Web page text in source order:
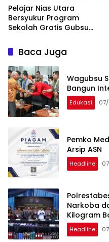
Pelajar Nias Utara
Bersyukur Program
Sekolah Gratis Gubsu
Beban Orang Tua
Baca Juga
Wagubsu
Bangun
Edukasi
Pemko
Arsip ASN
Headline
Narkoba
Kilogram
Headline